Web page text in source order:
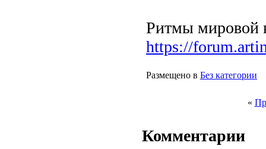
Ритмы мировой
https://
Размещено в Без категории
«
Комментарии